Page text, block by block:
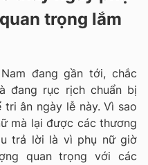
trọng lắm
đang gần tới, chắc
đang rục rịch chuẩn bị
ân ngày lễ này. Vì sao
mà lại được các thương
trả lời là vì phụ nữ giờ
quan trọng với các